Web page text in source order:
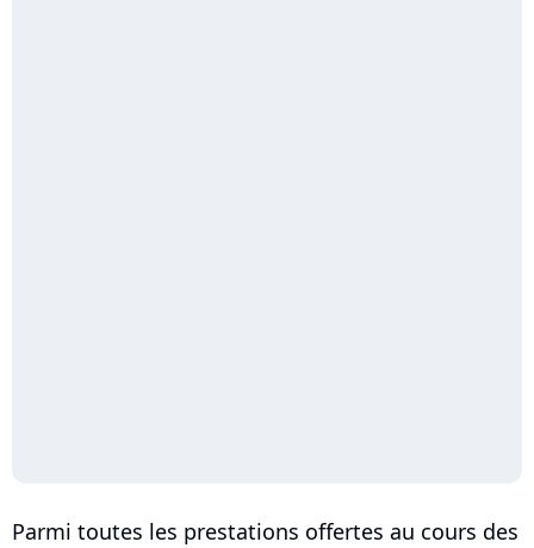
Parmi toutes les prestations offertes au cours des